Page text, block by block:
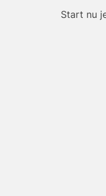
Start nu